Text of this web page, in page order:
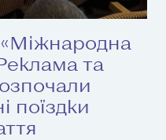
та
поїздки